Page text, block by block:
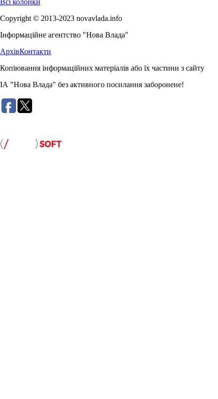
Copyright © 2013-2023 novavlada.info
Інформаційне агентство "Нова Влада"
АрхівКонтакти
Копіювання інформаційних матеріалів або їх частини з сайту
ІА "Нова Влада" без активного посилання заборонене!